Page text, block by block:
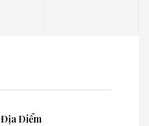
Địa Điểm